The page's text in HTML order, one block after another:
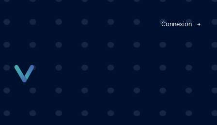
Connexion